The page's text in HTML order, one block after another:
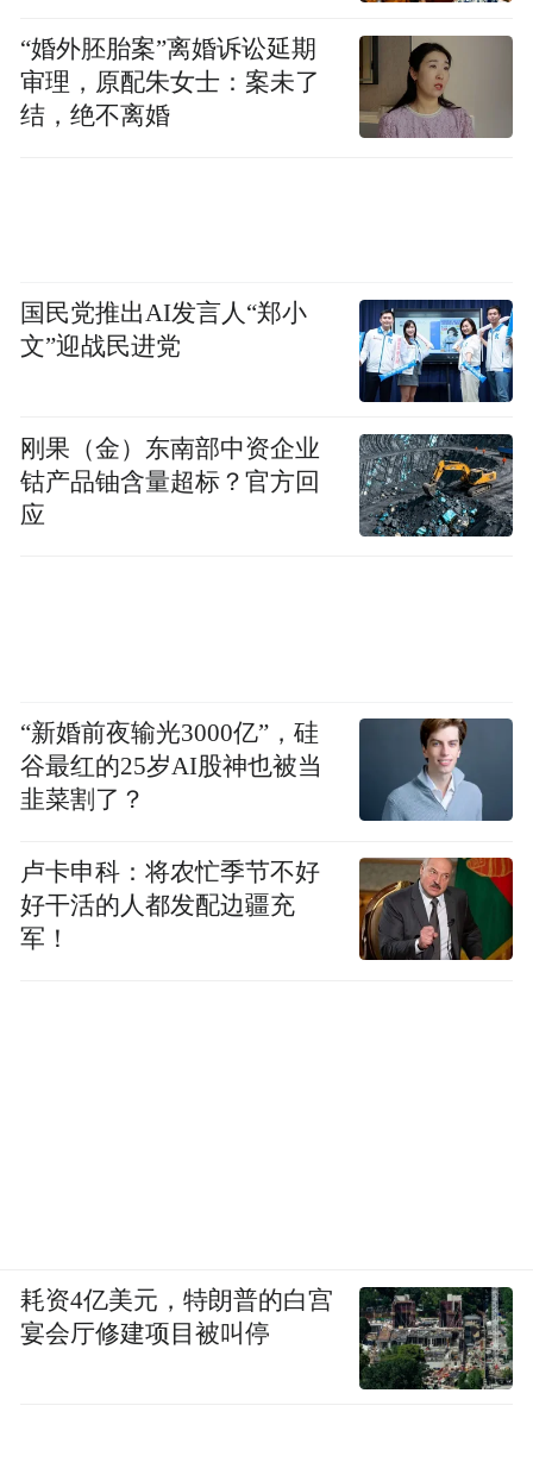
“婚外胚胎案”离婚诉讼延期
审理，原配朱女士：案未了
结，绝不离婚
国民党推出AI发言人“郑小
文”迎战民进党
刚果（金）东南部中资企业
钴产品铀含量超标？官方回
应
“新婚前夜输光3000亿”，硅
谷最红的25岁AI股神也被当
韭菜割了？
卢卡申科：将农忙季节不好
好干活的人都发配边疆充
军！
耗资4亿美元，特朗普的白宫
宴会厅修建项目被叫停